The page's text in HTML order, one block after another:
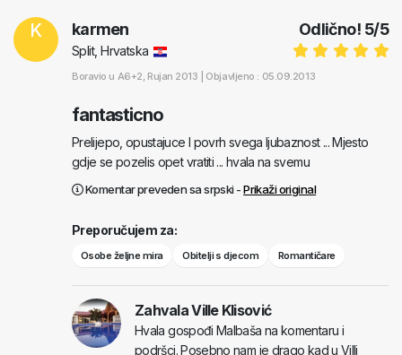
K Odlično! 5/5
karmen
Split, Hrvatska
Boravio u A6+2, Rujan 2013 | Objavljeno : 05.09.2013
fantasticno
Prelijepo, opustajuce I povrh svega ljubaznost ... Mjesto
gdje se pozelis opet vratiti ... hvala na svemu
Komentar preveden sa srpski -Prikaži original
Preporučujem za:
Osobe željne mira Obitelji s djecom Romantičare
Zahvala Ville Klisović
Hvala gospođi Malbaša na komentaru i
podršci. Posebno nam je drago kad u Villi